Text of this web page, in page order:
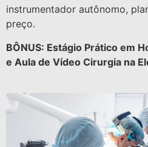
instrumentador autônomo,
preço.
BÔNUS: Estágio Prático em
e Aula de Vídeo Cirurgia na